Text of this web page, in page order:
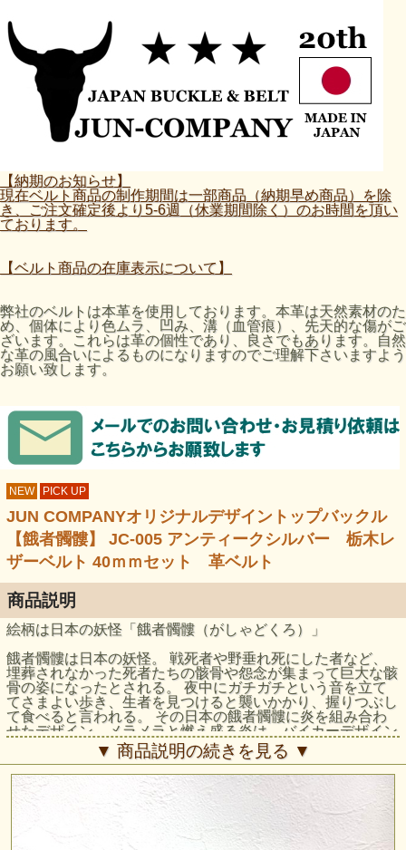
【納期のお知らせ】
現在ベルト商品の制作期間は一部商品（納期早め商品）を除
き、ご注文確定後より5-6週（休業期間除く）のお時間を頂い
ております。
【ベルト商品の在庫表示について】
弊社のベルトは本革を使用しております。本革は天然素材のた
め、個体により色ムラ、凹み、溝（血管痕）、先天的な傷がご
ざいます。これらは革の個性であり、良さでもあります。自然
な革の風合いによるものになりますのでご理解下さいますよう
お願い致します。
NEW PICK UP
JUN COMPANYオリジナルデザイントップバックル
【餓者髑髏】 JC-005 アンティークシルバー 栃木レ
ザーベルト 40ｍｍセット 革ベルト
商品説明
絵柄は日本の妖怪「餓者髑髏（がしゃどくろ）」
餓者髑髏は日本の妖怪。 戦死者や野垂れ死にした者など、
埋葬されなかった死者たちの骸骨や怨念が集まって巨大な骸
骨の姿になったとされる。 夜中にガチガチという音を立て
てさまよい歩き、生者を見つけると襲いかかり、握りつぶし
て食べると言われる。 その日本の餓者髑髏に炎を組み合わ
せたデザイン。メラメラと燃え盛る炎は、バイカーデザイン
でおなじみのアメリカ発ファイヤーパターン。日本の妖怪、
餓者髑髏とアメリカのファイヤーパターンの融合デザインで
す。
▼ 商品説明の続きを見る ▼